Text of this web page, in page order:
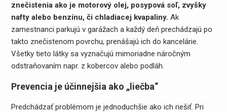
znečistenia ako je motorový olej, posypová soľ, zvyšky
nafty alebo benzínu, či chladiacej kvapaliny. Ak
zamestnanci parkujú v garážach a každý deň prechádzajú po
takto znečistenom povrchu, prenášajú ich do kancelárie.
Všetky tieto látky sa vyznačujú mimoriadne náročným
odstraňovaním napr. z kobercov alebo podláh.
Prevencia je účinnejšia ako „liečba“
Predchádzať problémom je jednoduchšie ako ich riešiť. Pri